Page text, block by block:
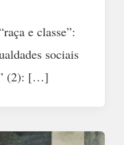
e classe”:
sociais
(2): […]